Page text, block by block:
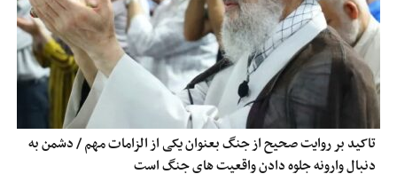
تاکید بر روایت صحیح از جنگ بعنوان یکی از الزامات مهم / دشمن به
دنبال وارونه جلوه دادن واقعیت های جنگ است